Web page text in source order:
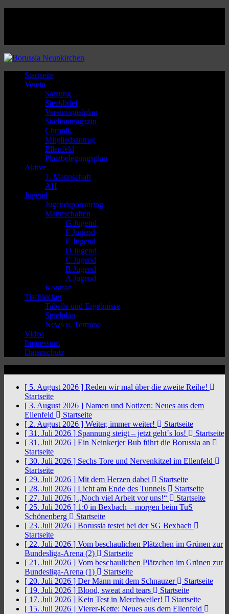
Startseite
Verein
Satzung
Steckbrief
Vereinsspielplan
Stadionmagazin
Chronik
Mitgliedsantrag
Ellenfeld
Platzbelegungsplan
Aktive
1. Mannschaft
AH
Jugend
Jugendsponsoring
Mannschaften
G Jugend
F Jugend
E Jugend
D Jugend
C Jugend
B Jugend
A Jugend
Kontakt
Tischkicker
Tabelle und Ergebnisse
Spielplan
News u. Termine
Video
Impressum
Datenschutz
[ 5. August 2026 ] Reden wir mal über die zweite Reihe!
Startseite
[ 3. August 2026 ] Namen und Notizen: Neues aus dem
Ellenfeld
Startseite
[ 2. August 2026 ] Weiter, immer weiter!
Startseite
[ 31. Juli 2026 ] Spannung steigt – jetzt geht´s los!
Startseite
[ 31. Juli 2026 ] Ein Neinkerjer Bub führt die Borussia an
Startseite
[ 30. Juli 2026 ] Sechs Tore und Nervenkitzel im Ellenfeld
Startseite
[ 29. Juli 2026 ] Mit dem Herzen dabei
Startseite
[ 28. Juli 2026 ] Licht am Ende des Tunnels
Startseite
[ 27. Juli 2026 ] „Noch viel Arbeit vor uns!“
Startseite
[ 25. Juli 2026 ] 1:0 in Bexbach – morgen beim TuS
Schönenberg
Startseite
[ 23. Juli 2026 ] Borussia testet bei der SG Bexbach
Startseite
[ 22. Juli 2026 ] Vom beschaulichen Plätzchen im Grünen zur
Bundesliga-Arena (2)
Startseite
[ 21. Juli 2026 ] Vom beschaulichen Plätzchen im Grünen zur
Bundesliga-Arena (1)
Startseite
[ 20. Juli 2026 ] Der Mann mit dem Schnauzer
Startseite
[ 19. Juli 2026 ] Blood, sweat and tears
Startseite
[ 17. Juli 2026 ] Kein Test in Merchweiler!
Startseite
[ 15. Juli 2026 ] Vierer-Kette: Neues aus dem Ellenfeld